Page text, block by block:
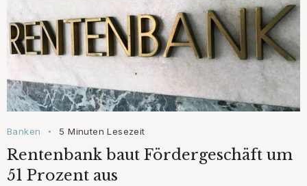
Banken • 5 Minuten Lesezeit
Rentenbank baut Fördergeschäft um
51 Prozent aus